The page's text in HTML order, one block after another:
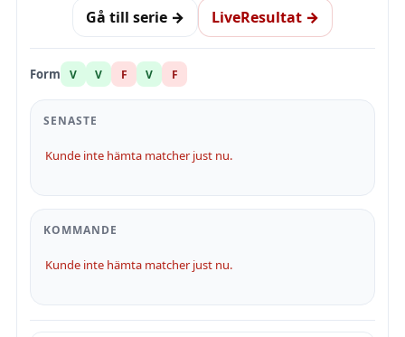
Gå till serie → LiveResultat →
Form V V F V F
SENASTE
Kunde inte hämta matcher just nu.
KOMMANDE
Kunde inte hämta matcher just nu.